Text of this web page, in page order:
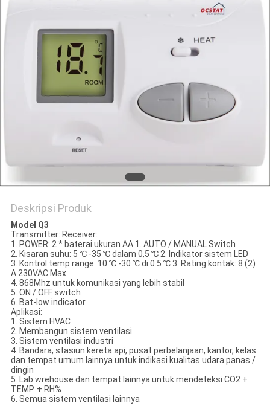
PRIVACY
POLICY
Deskripsi Produk
Model Q3
Transmitter: Receiver:
1. POWER: 2 * baterai ukuran AA 1. AUTO / MANUAL Switch
2. Kisaran suhu: 5 ℃ -35 ℃ dalam 0,5 ℃ 2. Indikator sistem LED
3. Kontrol temp.range: 10 ℃ -30 ℃ di 0.5 ℃ 3. Rating kontak: 8 (2)
A 230VAC Max
4. 868Mhz untuk komunikasi yang lebih stabil
5. ON / OFF switch
6. Bat-low indicator
Aplikasi:
1. Sistem HVAC
2. Membangun sistem ventilasi
3. Sistem ventilasi industri
4. Bandara, stasiun kereta api, pusat perbelanjaan, kantor, kelas
dan tempat umum lainnya untuk indikasi kualitas udara panas /
dingin
5. Lab.wrehouse dan tempat lainnya untuk mendeteksi CO2 +
TEMP. + RH%
6. Semua sistem ventilasi lainnya